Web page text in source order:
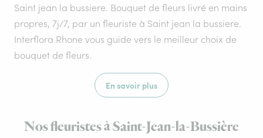
Saint jean la bussiere. Bouquet de fleurs livré en mains
propres, 7j/7, par un fleuriste à Saint jean la bussiere.
Interflora Rhone vous guide vers le meilleur choix de
bouquet de fleurs.
En savoir plus
Nos fleuristes à Saint-Jean-la-Bussière